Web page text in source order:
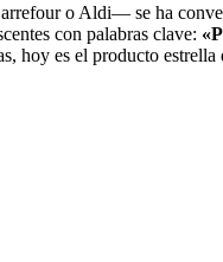
o Aldi— se ha
con palabras clave:
hoy es el producto